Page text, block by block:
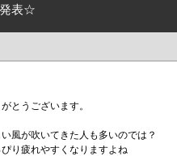
表☆
とうございます。
風が吹いてきた人も多いのでは？
り疲れやすくなりますよね